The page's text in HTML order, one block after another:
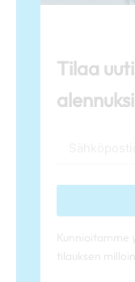
Tilaa